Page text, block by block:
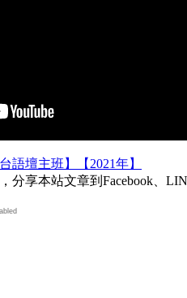
語壇主班】【2021年】
分享本站文章到Facebook、